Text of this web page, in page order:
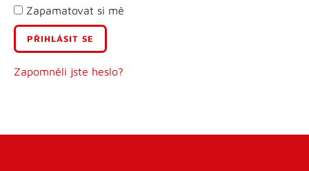
Zapamatovat si mě
Zapomněli jste heslo?
E-mail
Uživatelské jméno